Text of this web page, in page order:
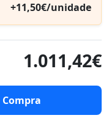
+11,50€/unidade
1.011,42€
Compra